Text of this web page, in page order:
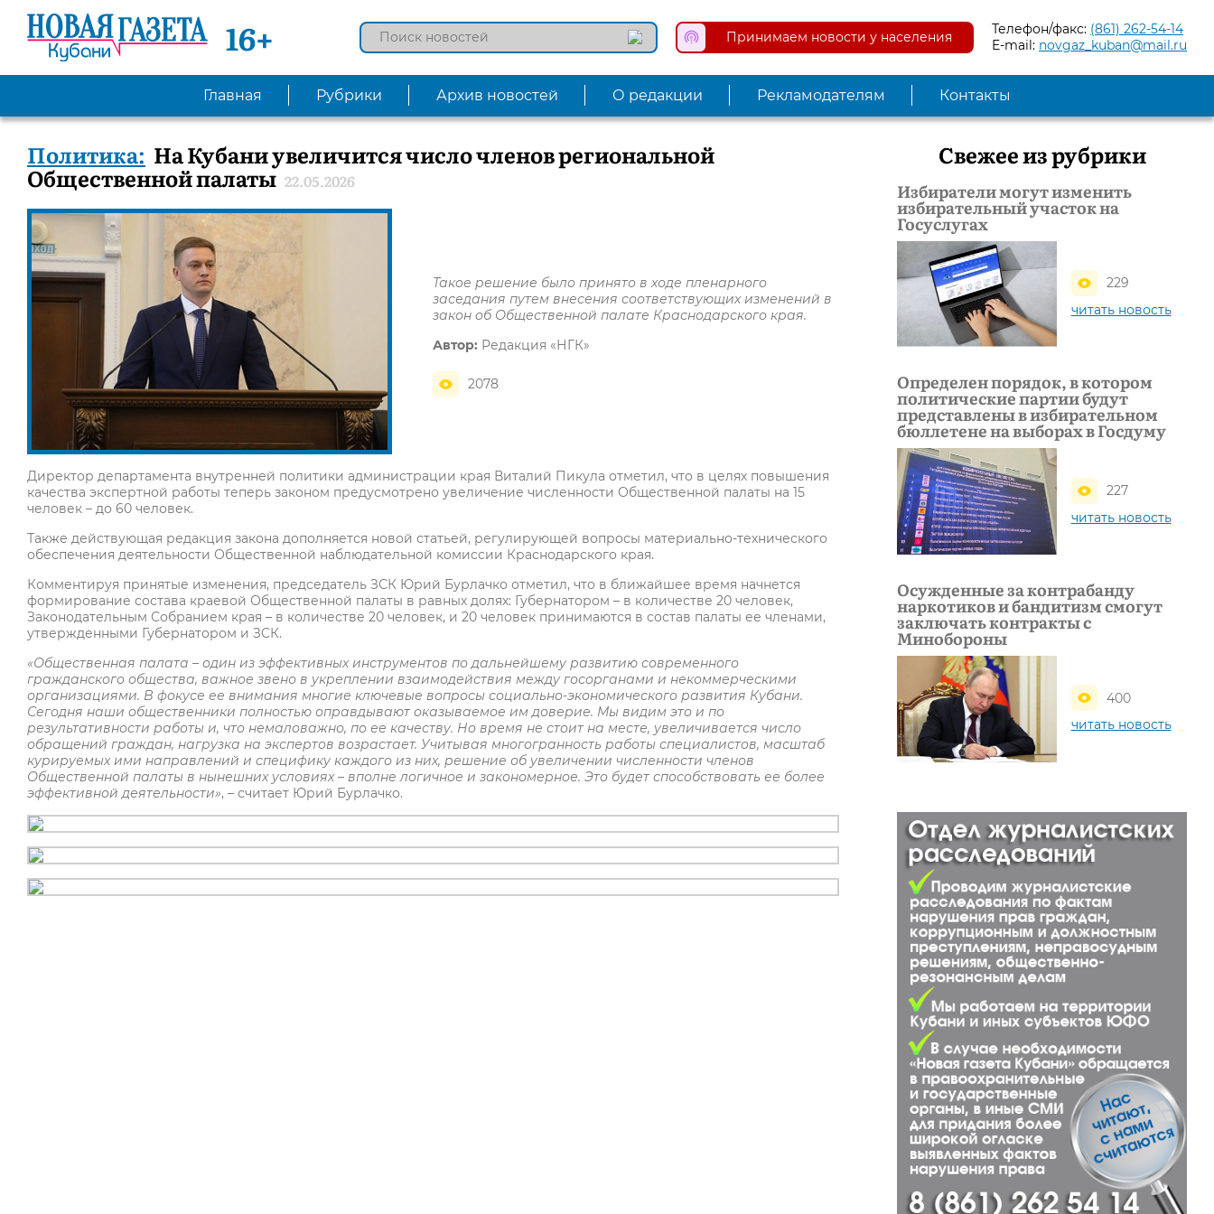
16+ Принимаем новости у населения Телефон/факс: (861) 262-54-14
E-mail: novgaz_kuban@mail.ru
Главная Рубрики Архив новостей О редакции Рекламодателям Контакты
Политика: На Кубани увеличится число членов региональной
Общественной палаты 22.05.2026
Такое решение было принято в ходе пленарного
заседания путем внесения соответствующих изменений в
закон об Общественной палате Краснодарского края.
Автор: Редакция «НГК»
2078
Директор департамента внутренней политики администрации края Виталий Пикула отметил, что в целях повышения
качества экспертной работы теперь законом предусмотрено увеличение численности Общественной палаты на 15
человек – до 60 человек.
Также действующая редакция закона дополняется новой статьей, регулирующей вопросы материально-технического
обеспечения деятельности Общественной наблюдательной комиссии Краснодарского края.
Комментируя принятые изменения, председатель ЗСК Юрий Бурлачко отметил, что в ближайшее время начнется
формирование состава краевой Общественной палаты в равных долях: Губернатором – в количестве 20 человек,
Законодательным Собранием края – в количестве 20 человек, и 20 человек принимаются в состав палаты ее членами,
утвержденными Губернатором и ЗСК.
«Общественная палата – один из эффективных инструментов по дальнейшему развитию современного
гражданского общества, важное звено в укреплении взаимодействия между госорганами и некоммерческими
организациями. В фокусе ее внимания многие ключевые вопросы социально-экономического развития Кубани.
Сегодня наши общественники полностью оправдывают оказываемое им доверие. Мы видим это и по
результативности работы и, что немаловажно, по ее качеству. Но время не стоит на месте, увеличивается число
обращений граждан, нагрузка на экспертов возрастает. Учитывая многогранность работы специалистов, масштаб
курируемых ими направлений и специфику каждого из них, решение об увеличении численности членов
Общественной палаты в нынешних условиях – вполне логичное и закономерное. Это будет способствовать ее более
эффективной деятельности», – считает Юрий Бурлачко.
Свежее из рубрики
Избиратели могут изменить
избирательный участок на
Госуслугах
229
читать новость
Определен порядок, в котором
политические партии будут
представлены в избирательном
бюллетене на выборах в Госдуму
227
читать новость
Осужденные за контрабанду
наркотиков и бандитизм смогут
заключать контракты с
Минобороны
400
читать новость